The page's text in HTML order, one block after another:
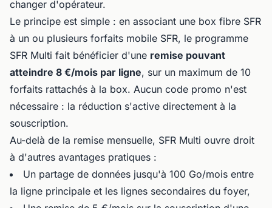
changer d'opérateur.
Le principe est simple : en associant une box fibre SFR
à un ou plusieurs forfaits mobile SFR, le programme
SFR Multi fait bénéficier d'une remise pouvant
atteindre 8 €/mois par ligne, sur un maximum de 10
forfaits rattachés à la box. Aucun code promo n'est
nécessaire : la réduction s'active directement à la
souscription.
Au-delà de la remise mensuelle, SFR Multi ouvre droit
à d'autres avantages pratiques :
Un partage de données jusqu'à 100 Go/mois entre
la ligne principale et les lignes secondaires du foyer,